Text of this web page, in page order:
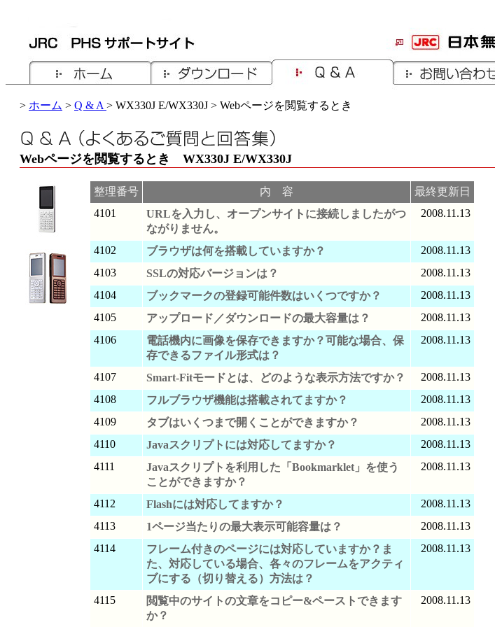
> ホーム > Q & A > WX330J E/WX330J > Webページを閲覧するとき
Webページを閲覧するとき WX330J E/WX330J
整理番号 内 容
最終更新日
4101
URLを入力し、オープンサイトに接続しましたがつ
ながりません。
2008.11.13
4102 ブラウザは何を搭載していますか？
2008.11.13
4103
SSLの対応バージョンは？
2008.11.13
4104
ブックマークの登録可能件数はいくつですか？
2008.11.13
4105
アップロード／ダウンロードの最大容量は？
2008.11.13
4106
電話機内に画像を保存できますか？可能な場合、保
存できるファイル形式は？
2008.11.13
4107 Smart-Fitモードとは、どのような表示方法ですか？
2008.11.13
4108
フルブラウザ機能は搭載されてますか？
2008.11.13
4109
タブはいくつまで開くことができますか？
2008.11.13
4110
Javaスクリプトには対応してますか？
2008.11.13
4111
Javaスクリプトを利用した「Bookmarklet」を使う
ことができますか？
2008.11.13
4112 Flashには対応してますか？
2008.11.13
4113
1ページ当たりの最大表示可能容量は？
2008.11.13
4114
フレーム付きのページには対応していますか？ま
た、対応している場合、各々のフレームをアクティ
ブにする（切り替える）方法は？
2008.11.13
4115
閲覧中のサイトの文章をコピー&ペーストできます
か？
2008.11.13